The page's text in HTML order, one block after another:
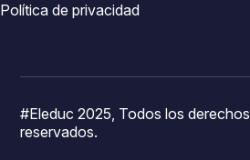
Política de privacidad
#Eleduc 2025, Todos los derechos
reservados.